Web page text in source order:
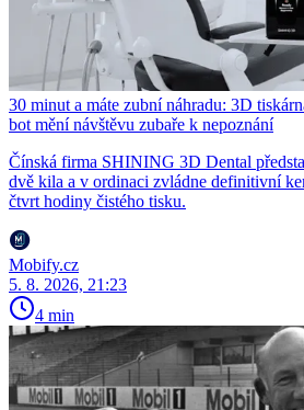
30 minut a máte zubní náhradu: 3D
bot mění návštěvu zubaře k nepoznání
Čínská firma SHINING 3D Dental
dvě kila a v ordinaci zvládne definitivní
čtvrt hodiny čistého tisku.
Mobify.cz
5. 8. 2026, 21:23
4 min